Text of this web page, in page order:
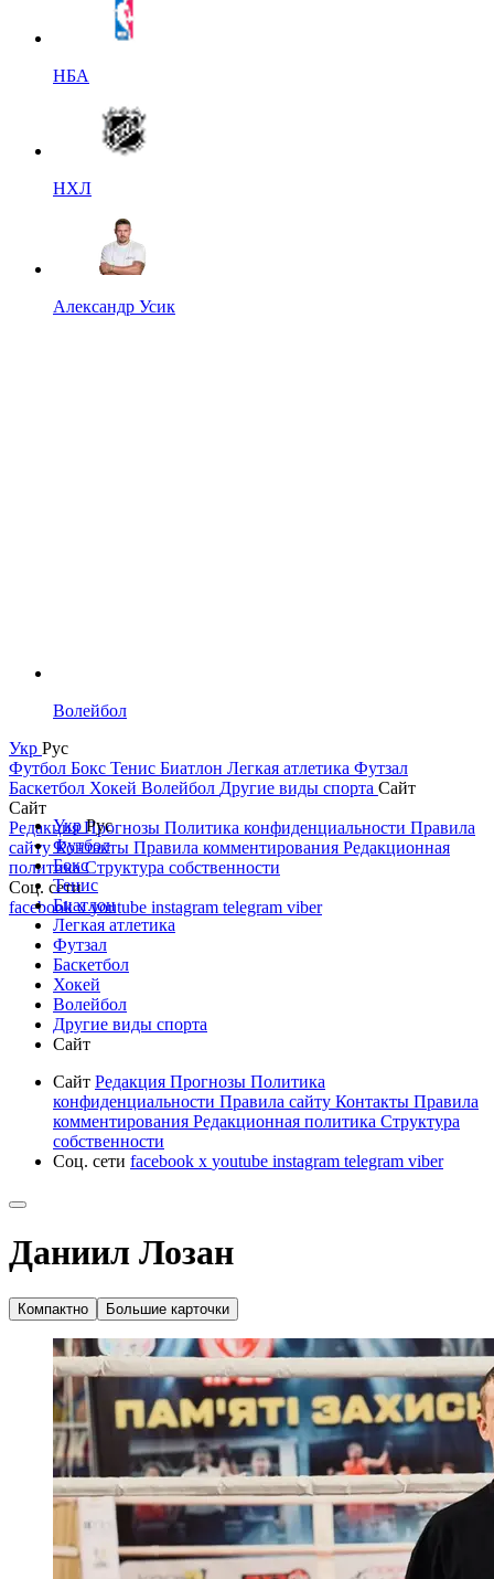
НБА
НХЛ
Александр Усик
Волейбол
Укр Рус
Футбол Бокс Тенис Биатлон Легкая атлетика Футзал
Баскетбол Хокей Волейбол Другие виды спорта Сайт
Сайт
РедакцияПрогнозы Политика конфиденциальности Правила
сайтуКонтакты Правила комментирования Редакционная
политикаСтруктура собственности
Соц. сети
facebookxyoutube instagram telegram viber
УкрРус
Футбол
Бокс
Тенис
Биатлон
Легкая атлетика
Футзал
Баскетбол
Хокей
Волейбол
Другие виды спорта
Сайт
Сайт Редакция Прогнозы Политика
конфиденциальности Правила сайту Контакты Правила
комментирования Редакционная политика Структура
собственности
Соц. сети facebook x youtube instagram telegram viber
Даниил Лозан
Компактно Большие карточки